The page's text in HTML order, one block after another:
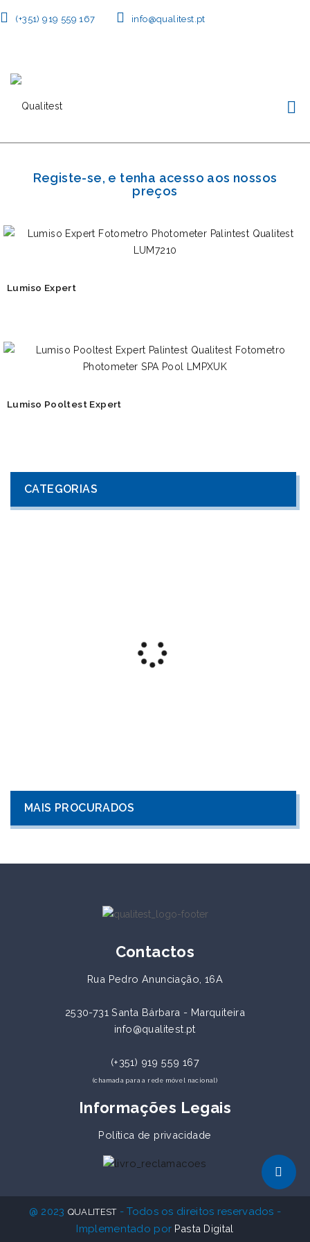
(+351) 919 559 167 info@qualitest.pt
Registe-se, e tenha acesso aos nossos
preços
Lumiso Expert
Lumiso Pooltest Expert
CATEGORIAS
MAIS PROCURADOS
Contactos
Rua Pedro Anunciação, 16A
2530-731 Santa Bárbara - Marquiteira
info@qualitest.pt
(+351) 919 559 167
(chamada para a rede móvel nacional)
Informações Legais
Política de privacidade
@ 2023 QUALITEST- Todos os direitos reservados -
Implementado por Pasta Digital